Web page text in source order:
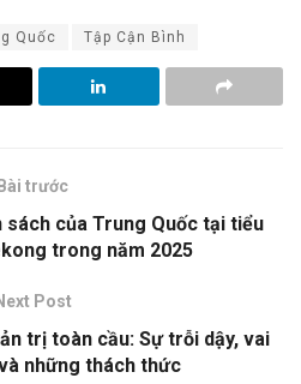
Quốc Tập Cận Bình
Bài trước
sách của Trung Quốc tại tiểu
trong năm 2025
Post
trị toàn cầu: Sự trỗi dậy, vai
những thách thức